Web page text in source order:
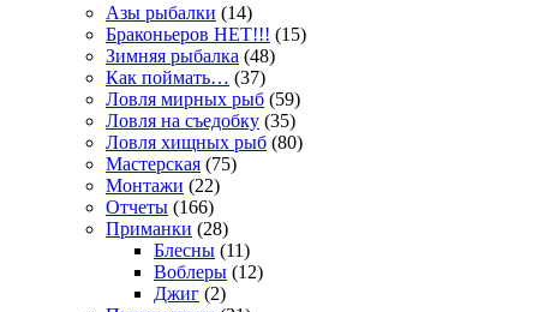
Азы рыбалки (14)
Браконьеров НЕТ!!! (15)
Зимняя рыбалка (48)
Как поймать… (37)
Ловля мирных рыб (59)
Ловля на съедобку (35)
Ловля хищных рыб (80)
Мастерская (75)
Монтажи (22)
Отчеты (166)
Приманки (28)
Блесны (11)
Воблеры (12)
Джиг (2)